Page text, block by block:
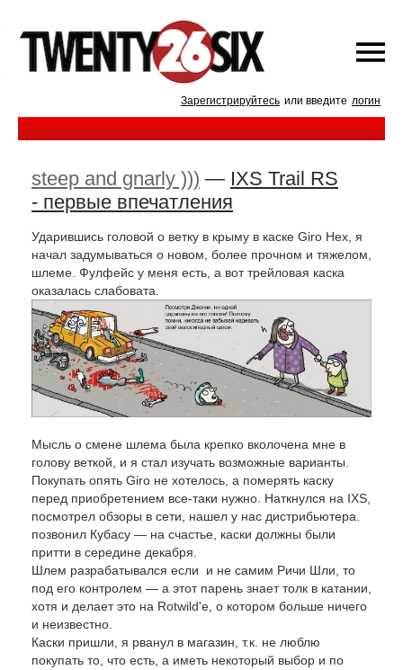
Зарегистрируйтесь или введите логин
steep and gnarly ))) — IXS Trail RS
- первые впечатления
Ударившись головой о ветку в крыму в каске Giro Hex, я
начал задумываться о новом, более прочном и тяжелом,
шлеме. Фулфейс у меня есть, а вот трейловая каска
оказалась слабовата.
Мысль о смене шлема была крепко вколочена мне в
голову веткой, и я стал изучать возможные варианты.
Покупать опять Giro не хотелось, а померять каску
перед приобретением все-таки нужно. Наткнулся на IXS,
посмотрел обзоры в сети, нашел у нас дистрибьютера.
позвонил Кубасу — на счастье, каски должны были
притти в середине декабря.
Шлем разрабатывался если и не самим Ричи Шли, то
под его контролем — а этот парень знает толк в катании,
хотя и делает это на Rotwild'e, о котором больше ничего
и неизвестно.
Каски пришли, я рванул в магазин, т.к. не люблю
покупать то, что есть, а иметь некоторый выбор и по